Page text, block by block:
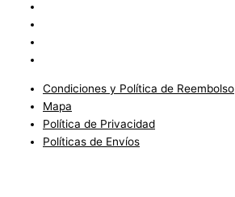
Condiciones y Política de Reembolso
Mapa
Política de Privacidad
Políticas de Envíos